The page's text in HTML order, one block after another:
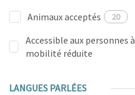
Animaux acceptés 20
Accessible aux personnes à
mobilité réduite
LANGUES PARLÉES